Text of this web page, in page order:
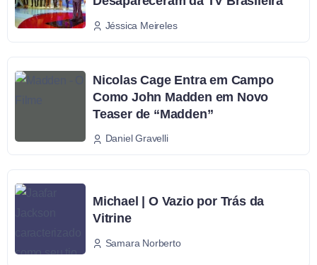
Jéssica Meireles
Nicolas Cage Entra em Campo
Como John Madden em Novo
Teaser de “Madden”
Daniel Gravelli
Michael | O Vazio por Trás da
Vitrine
Samara Norberto